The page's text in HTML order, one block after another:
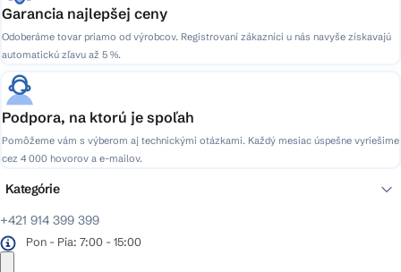
Garancia najlepšej ceny
Odoberáme tovar priamo od výrobcov. Registrovaní zákazníci u nás navyše získavajú
automatickú zľavu až 5 %.
Podpora, na ktorú je spoľah
Pomôžeme vám s výberom aj technickými otázkami. Každý mesiac úspešne vyriešime
cez 4 000 hovorov a e-mailov.
+421 914 399 399
Pon - Pia: 7:00 - 15:00
Kategórie